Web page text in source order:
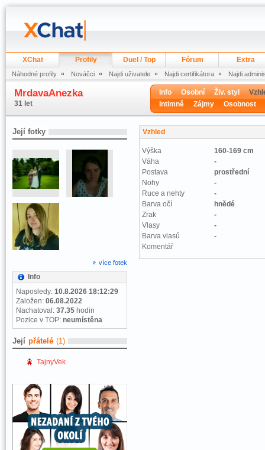
XChat Profily Duel / Top Fórum Extra
Náhodné profily Nováčci Najdi uživatele Najdi certifikátora Najdi
MrdavaAnezka
31 let
Info Osobní Živ. styl
Intimně
Zájmy Osobnost
Její fotky
více fotek
Info
Naposledy: 10.8.2026 18:12:29
Založen: 06.08.2022
Nachatoval: 37.35 hodin
Pozice v TOP: neumístěna
Její přátelé (1)
TajnyVek
Vzhled
Výška
160-169 cm
Váha
-
Postava
prostřední
Nohy
-
Ruce a nehty
-
Barva očí
hnědé
Zrak
-
Vlasy
-
Barva vlasů
-
Komentář